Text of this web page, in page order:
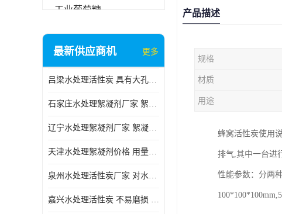
工业葡萄糖
废气处理活性炭
块状活性炭
最新供应商机 更多
吕梁水处理活性炭 具有大孔结构 适用于多种水处理工艺和需求
石家庄水处理絮凝剂厂家 絮凝速度快 便于后续的沉淀和过滤处理
辽宁水处理絮凝剂厂家 絮凝效果好 使水质得到明显的改善
天津水处理絮凝剂价格 用量相对较少 便于后续的沉淀和过滤处理
泉州水处理活性炭厂家 对水中的微小颗粒有较好的去除效果
嘉兴水处理活性炭 不易磨损 碎裂和粉化 能够吸附大分子有机物
产品描述
规格
材质
用途
蜂窝活性炭使用
排气,其中一台进
性能参数：分两